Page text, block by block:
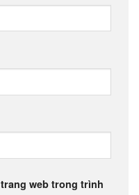
web trong trình